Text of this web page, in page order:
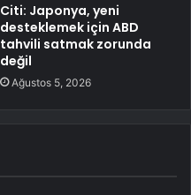
Citi: Japonya, yeni
desteklemek için ABD
tahvili satmak zorunda
değil
Ağustos 5, 2026